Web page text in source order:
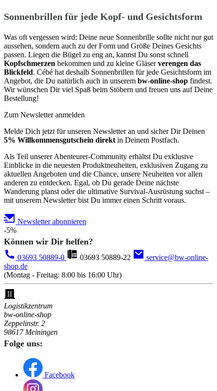
Sonnenbrillen für jede Kopf- und Gesichtsform
Was oft vergessen wird: Deine neue Sonnenbrille sollte nicht nur gut
aussehen, sondern auch zu der Form und Größe Deines Gesichts
passen. Liegen die Bügel zu eng an, kannst Du sonst schnell
Kopfschmerzen bekommen und zu kleine Gläserverengen das
Blickfeld. Cébé hat deshalb Sonnenbrillen für jede Gesichtsform im
Angebot, die Du natürlich auch in unserem bw-online-shop findest.
Wir wünschen Dir viel Spaß beim Stöbern und freuen uns auf Deine
Bestellung!
Zum Newsletter anmelden
Melde Dich jetzt für unseren Newsletter an und sicher Dir Deinen
5% Willkommensgutschein direkt in Deinem Postfach.
Als Teil unserer Abenteurer-Community erhältst Du exklusive
Einblicke in die neuesten Produktneuheiten, exklusiven Zugang zu
aktuellen Angeboten und die Chance, unsere Neuheiten vor allen
anderen zu entdecken. Egal, ob Du gerade Deine nächste
Wanderung planst oder die ultimative Survival-Ausrüstung suchst –
mit unserem Newsletter bist Du immer einen Schritt voraus.
Newsletter abonnieren
-5%
Können wir Dir helfen?
03693 50889-0 03693 50889-22
service@bw-online-
shop.de
(Montag - Freitag: 8:00 bis 16:00 Uhr)
Logistikzentrum
bw-online-shop
Zeppelinstr. 2
98617 Meiningen
Folge uns:
Facebook